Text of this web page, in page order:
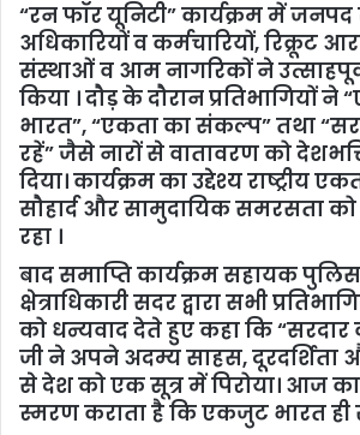
“रन फॉर यूनिटी” कार्यक्रम में
अधिकारियों व कर्मचारियों, रिक्रूट
संस्थाओं व आम नागरिकों ने
किया । दौड़ के दौरान प्रतिभागियों ने
भारत”, “एकता का संकल्प” तथा
रहें” जैसे नारों से वातावरण को
दिया। कार्यक्रम का उद्देश्य राष्ट्रीय
सौहार्द और सामुदायिक समरसता
रहा ।
बाद समाप्ति कार्यक्रम सहायक
क्षेत्राधिकारी सदर द्वारा सभी
को धन्यवाद देते हुए कहा कि
जी ने अपने अदम्य साहस,
से देश को एक सूत्र में पिरोया। आज
स्मरण कराता है कि एकजुट भारत ही